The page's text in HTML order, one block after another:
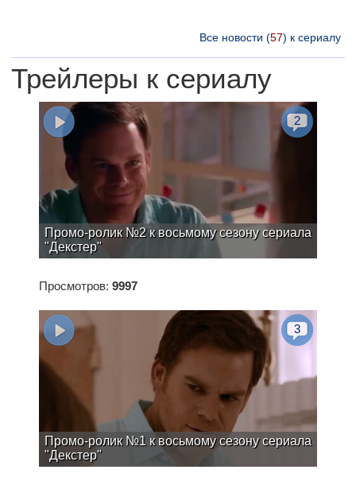
Все новости (57) к сериалу
Трейлеры к сериалу
Промо-ролик №2 к восьмому сезону сериала
"Декстер"
2
Просмотров: 9997
Промо-ролик №1 к восьмому сезону сериала
"Декстер"
3